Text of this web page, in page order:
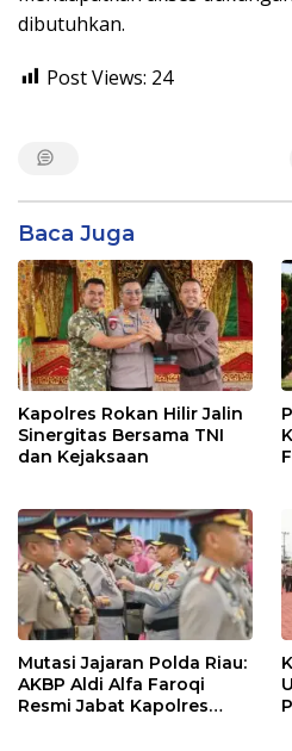
dibutuhkan.
Post Views: 24
Baca Juga
Kapolres Rokan Hilir Jalin
Sinergitas Bersama TNI
dan Kejaksaan
Mutasi Jajaran Polda Riau:
AKBP Aldi Alfa Faroqi
Resmi Jabat Kapolres